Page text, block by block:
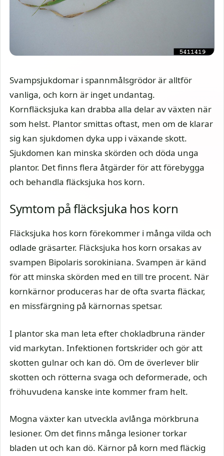
Svampsjukdomar i spannmålsgrödor är alltför
vanliga, och korn är inget undantag.
Kornfläcksjuka kan drabba alla delar av växten när
som helst. Plantor smittas oftast, men om de klarar
sig kan sjukdomen dyka upp i växande skott.
Sjukdomen kan minska skörden och döda unga
plantor. Det finns flera åtgärder för att förebygga
och behandla fläcksjuka hos korn.
Symtom på fläcksjuka hos korn
Fläcksjuka hos korn förekommer i många vilda och
odlade gräsarter. Fläcksjuka hos korn orsakas av
svampen Bipolaris sorokiniana. Svampen är känd
för att minska skörden med en till tre procent. När
kornkärnor produceras har de ofta svarta fläckar,
en missfärgning på kärnornas spetsar.
I plantor ska man leta efter chokladbruna ränder
vid markytan. Infektionen fortskrider och gör att
skotten gulnar och kan dö. Om de överlever blir
skotten och rötterna svaga och deformerade, och
fröhuvudena kanske inte kommer fram helt.
Mogna växter kan utveckla avlånga mörkbruna
lesioner. Om det finns många lesioner torkar
bladen ut och kan dö. Kärnor på korn med fläckig